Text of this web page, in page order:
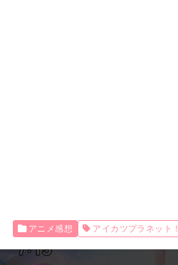
アニメ感想 アイカツプラネット！